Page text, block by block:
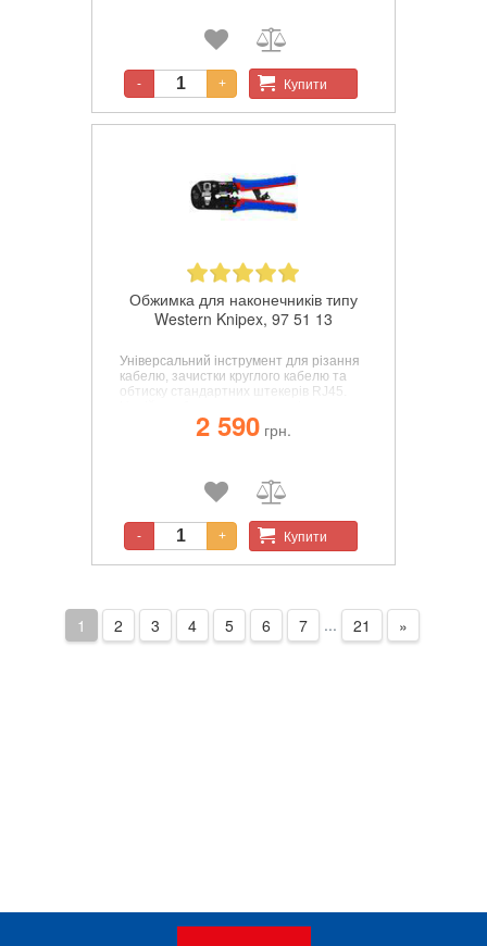
- + Купити
Обжимка для наконечників типу
Western Knipex, 97 51 13
Універсальний інструмент для різання
кабелю, зачистки круглого кабелю та
обтиску стандартних штекерів RJ45.
неекрановані штекери RJ45 (8P8C). З
регульованою стопорною скобою, для
Точний процес обтиску забезпечується
паралельним механізмом обтиску та
2 590 грн.
- + Купити
1 2 3 4 5 6 7 ... 21 »